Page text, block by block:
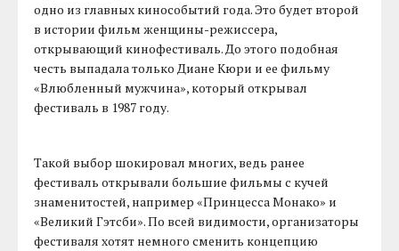
одно из главных кинособытий года. Это будет второй
в истории фильм женщины-режиссера,
открывающий кинофестиваль. До этого подобная
честь выпадала только Диане Кюри и ее фильму
«Влюбленный мужчина», который открывал
фестиваль в 1987 году.
Такой выбор шокировал многих, ведь ранее
фестиваль открывали большие фильмы с кучей
знаменитостей, например «Принцесса Монако» и
«Великий Гэтсби». По всей видимости, организаторы
фестиваля хотят немного сменить концепцию